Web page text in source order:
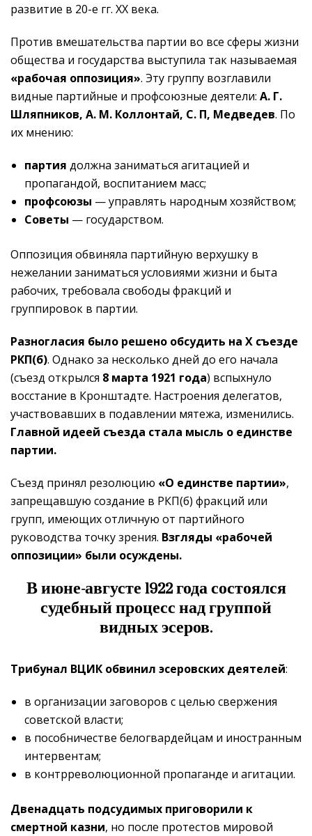
развитие в 20-е гг. ХХ века.
Против вмешательства партии во все сферы жизни
общества и государства выступила так называемая
«рабочая оппозиция». Эту группу возглавили
видные партийные и профсоюзные деятели: А. Г.
Шляпников, А. М. Коллонтай, С. П, Медведев. По
их мнению:
партия должна заниматься агитацией и
пропагандой, воспитанием масс;
профсоюзы — управлять народным хозяйством;
Советы — государством.
Оппозиция обвиняла партийную верхушку в
нежелании заниматься условиями жизни и быта
рабочих, требовала свободы фракций и
группировок в партии.
Разногласия было решено обсудить на Х съезде
РКП(б). Однако за несколько дней до его начала
(съезд открылся 8 марта 1921 года) вспыхнуло
восстание в Кронштадте. Настроения делегатов,
участвовавших в подавлении мятежа, изменились.
Главной идеей съезда стала мысль о единстве
партии.
Съезд принял резолюцию «О единстве партии»,
запрещавшую создание в РКП(б) фракций или
групп, имеющих отличную от партийного
руководства точку зрения. Взгляды «рабочей
оппозиции» были осуждены.
В июне-августе 1922 года состоялся
судебный процесс над группой
видных эсеров.
Трибунал ВЦИК обвинил эсеровских деятелей:
в организации заговоров с целью свержения
советской власти;
в пособничестве белогвардейцам и иностранным
интервентам;
в контрреволюционной пропаганде и агитации.
Двенадцать подсудимых приговорили к
смертной казни, но после протестов мировой